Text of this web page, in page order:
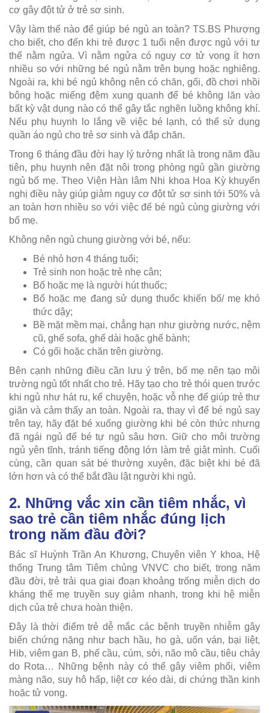
cơ gây đột tử ở trẻ sơ sinh.
Vậy làm thế nào để giúp bé ngủ an toàn? TS.BS Phượng
cho biết, cho đến khi trẻ được 1 tuổi nên được ngủ với tư
thế nằm ngửa. Vì nằm ngửa có nguy cơ tử vong ít hơn
nhiều so với những bé ngủ nằm trên bụng hoặc nghiêng.
Ngoài ra, khi bé ngủ không nên có chăn, gối, đồ chơi nhồi
bông hoặc miếng đệm xung quanh để bé không lăn vào
bất kỳ vật dụng nào có thể gây tắc nghẽn luồng không khí.
Nếu phụ huynh lo lắng về việc bé lạnh, có thể sử dụng
quần áo ngủ cho trẻ sơ sinh và đắp chăn.
Trong 6 tháng đầu đời hay lý tưởng nhất là trong năm đầu
tiên, phụ huynh nên đặt nôi trong phòng ngủ gần giường
ngủ bố mẹ. Theo Viện Hàn lâm Nhi khoa Hoa Kỳ khuyến
nghị điều này giúp giảm nguy cơ đột tử sơ sinh tới 50% và
an toàn hơn nhiều so với việc để bé ngủ cùng giường với
bố mẹ.
Không nên ngủ chung giường với bé, nếu:
Bé nhỏ hơn 4 tháng tuổi;
Trẻ sinh non hoặc trẻ nhẹ cân;
Bố hoặc mẹ là người hút thuốc;
Bố hoặc mẹ đang sử dụng thuốc khiến bố/ mẹ khó
thức dậy;
Bề mặt mềm mại, chẳng hạn như giường nước, nệm
cũ, ghế sofa, ghế dài hoặc ghế bành;
Có gối hoặc chăn trên giường.
Bên cạnh những điều cần lưu ý trên, bố mẹ nên tạo môi
trường ngủ tốt nhất cho trẻ. Hãy tạo cho trẻ thói quen trước
khi ngủ như hát ru, kể chuyện, hoặc vỗ nhẹ để giúp trẻ thư
giãn và cảm thấy an toàn. Ngoài ra, thay vì để bé ngủ say
trên tay, hãy đặt bé xuống giường khi bé còn thức nhưng
đã ngái ngủ để bé tự ngủ sâu hơn. Giữ cho môi trường
ngủ yên tĩnh, tránh tiếng động lớn làm trẻ giật mình. Cuối
cùng, cần quan sát bé thường xuyên, đặc biệt khi bé đã
lớn hơn và có thể bắt đầu lật người khi ngủ.
2. Những vắc xin cần tiêm nhắc, vì
sao trẻ cần tiêm nhắc đúng lịch
trong năm đầu đời?
Bác sĩ Huỳnh Trần An Khương, Chuyên viên Y khoa, Hệ
thống Trung tâm Tiêm chủng VNVC cho biết, trong năm
đầu đời, trẻ trải qua giai đoạn khoảng trống miễn dịch do
kháng thể mẹ truyền suy giảm nhanh, trong khi hệ miễn
dịch của trẻ chưa hoàn thiện.
Đây là thời điểm trẻ dễ mắc các bệnh truyền nhiễm gây
biến chứng nặng như bạch hầu, ho gà, uốn ván, bại liệt,
Hib, viêm gan B, phế cầu, cúm, sởi, não mô cầu, tiêu chảy
do Rota… Những bệnh này có thể gây viêm phổi, viêm
màng não, suy hô hấp, liệt cơ kéo dài, di chứng thần kinh
hoặc tử vong.